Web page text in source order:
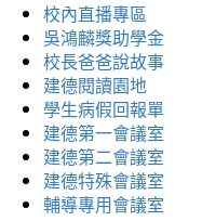
校內直播專區
吳鴻麟獎助學金
校長爸爸說故事
建德閱讀園地
學生病假回報單
建德第一會議室
建德第二會議室
建德特殊會議室
輔導專用會議室